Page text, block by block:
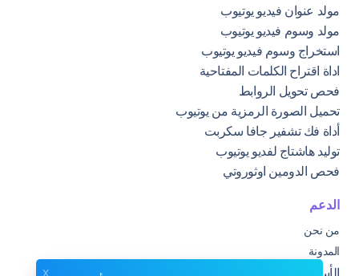
مولد عنوان فيديو يوتيوب
مولد وسوم فيديو يوتيوب
استخراج وسوم فيديو يوتيوب
اداة اقتراح الكلمات المفتاحية
فحص تحويل الروابط
تحميل الصورة الرمزية من يوتيوب
أداة فك تشفير جافا سكربت
توليد هاشتاج لفديو يوتيوب
فحص الدومين اوثوروتي
الدعم
من نحن
المدونة
x